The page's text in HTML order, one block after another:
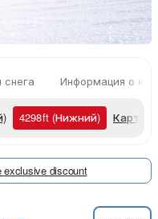
снега Информация о
4298ft (Нижний) Карты
exclusive discount